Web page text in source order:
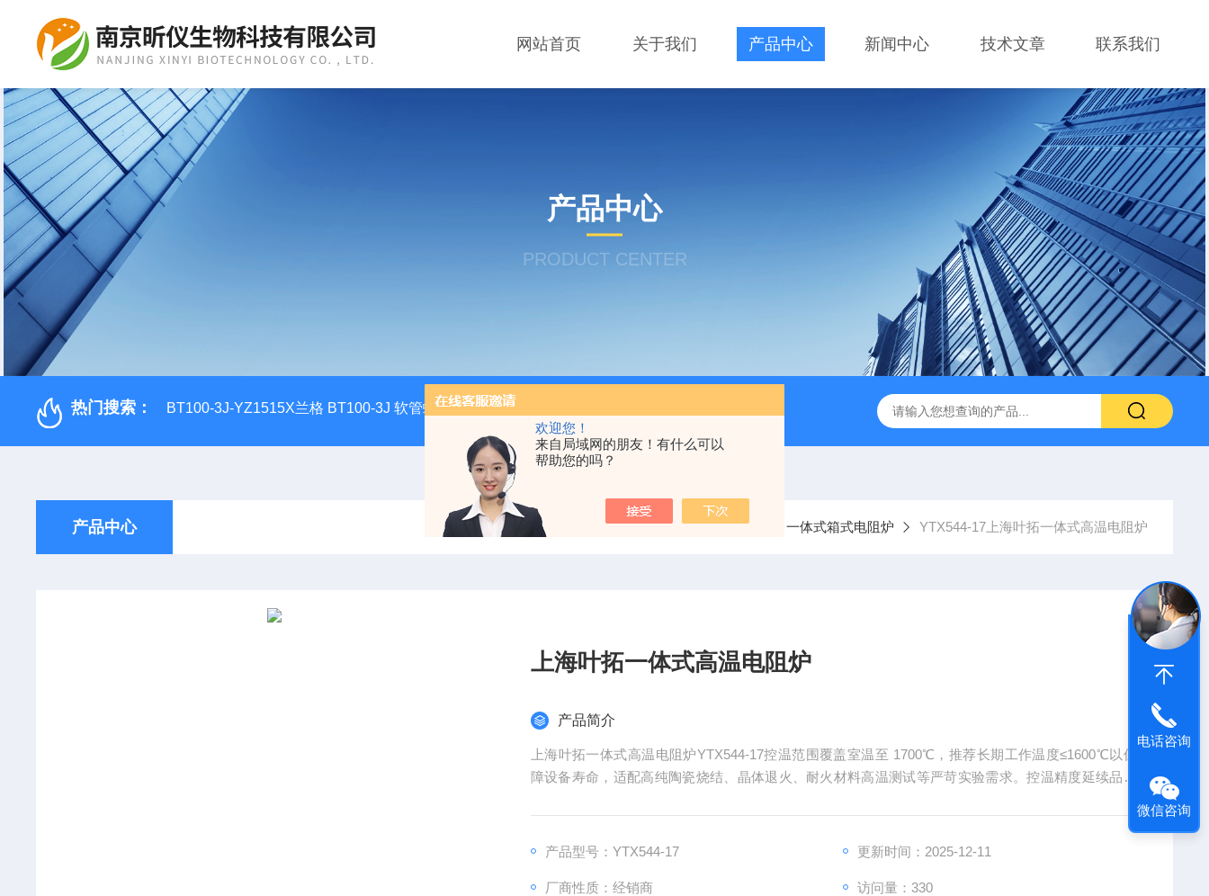
欢迎您！
来自局域网的朋友！有什么可以
帮助您的吗？
网站首页 关于我们 产品中心 新闻中心 技术文章 联系我们
产品中心
PRODUCT CENTER
热门搜索： BT100-3J-YZ1515X兰格 BT100-3J 软管蠕动泵 LDS-1G上海青浦绿洲粮食谷物水分测定仪 叶拓 MGC-1000P 恒温恒湿光照培养箱 LRH-300DB叶拓
产品中心 当前位置：首页 产品中心 一体式箱式电阻炉 YTX544-17上海叶拓一体式高温电阻炉
上海叶拓一体式高温电阻炉
产品简介
上海叶拓一体式高温电阻炉YTX544-17控温范围覆盖室温至 1700℃，推荐长期工作温度≤1600℃以保
障设备寿命，适配高纯陶瓷烧结、晶体退火、耐火材料高温测试等严苛实验需求。控温精度延续品牌
产品型号：YTX544-17
更新时间：2025-12-11
厂商性质：经销商 访问量：330
电话咨询
微信咨询